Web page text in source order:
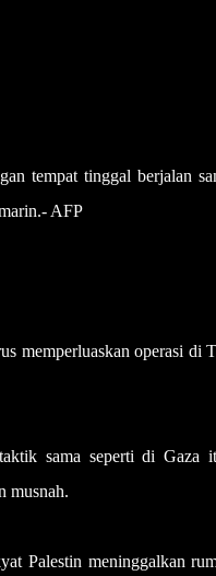
tempat tinggal berjalan
AFP
memperluaskan operasi di
sama seperti di Gaza
musnah.
Palestin meninggalkan